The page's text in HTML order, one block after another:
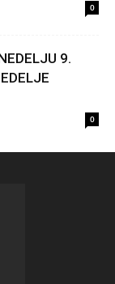
0
9.
0